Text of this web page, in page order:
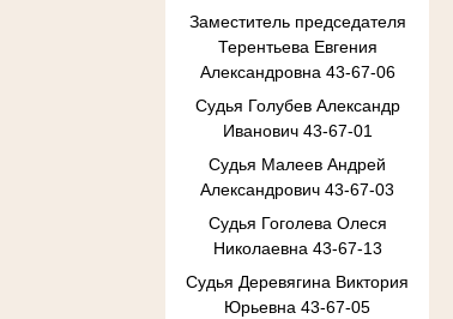
Заместитель председателя
Терентьева Евгения
Александровна 43-67-06
Судья Голубев Александр
Иванович 43-67-01
Судья Малеев Андрей
Александрович 43-67-03
Судья Гоголева Олеся
Николаевна 43-67-13
Судья Деревягина Виктория
Юрьевна 43-67-05